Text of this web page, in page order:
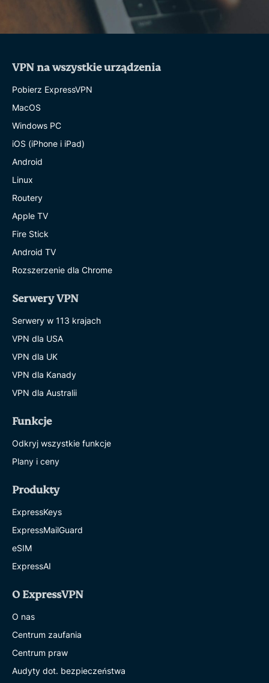
VPN na wszystkie urządzenia
Pobierz ExpressVPN
MacOS
Windows PC
iOS (iPhone i iPad)
Android
Linux
Routery
Apple TV
Fire Stick
Android TV
Rozszerzenie dla Chrome
Serwery VPN
Serwery w 113 krajach
VPN dla USA
VPN dla UK
VPN dla Kanady
VPN dla Australii
Funkcje
Odkryj wszystkie funkcje
Plany i ceny
Produkty
ExpressKeys
ExpressMailGuard
eSIM
ExpressAI
O ExpressVPN
O nas
Centrum zaufania
Centrum praw
Audyty dot. bezpieczeństwa